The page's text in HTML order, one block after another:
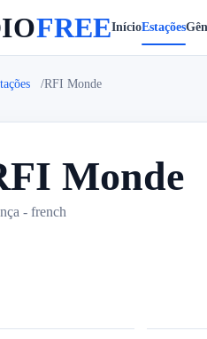
FREEInícioEstações
RFI Monde
Monde
- french